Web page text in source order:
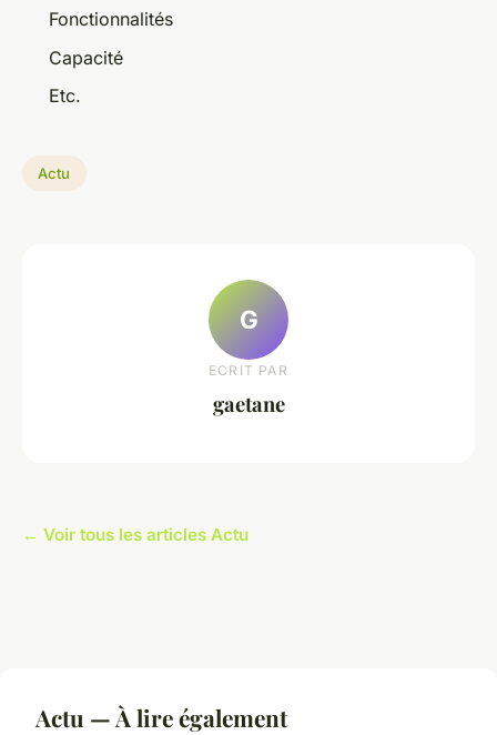
Fonctionnalités
Capacité
Etc.
Actu
G
ECRIT PAR
gaetane
← Voir tous les articles Actu
Actu — À lire également